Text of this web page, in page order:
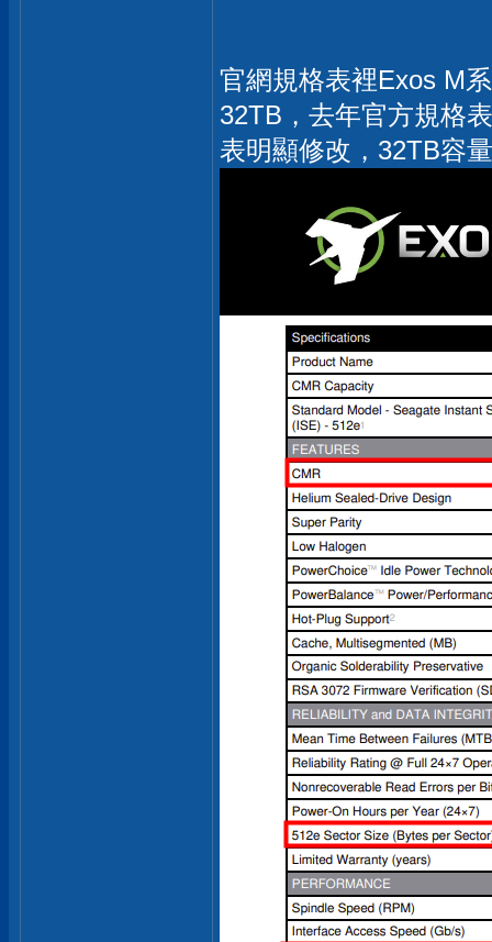
官網規格表裡Exos M
32TB，去年官方規格
表明顯修改，32TB容